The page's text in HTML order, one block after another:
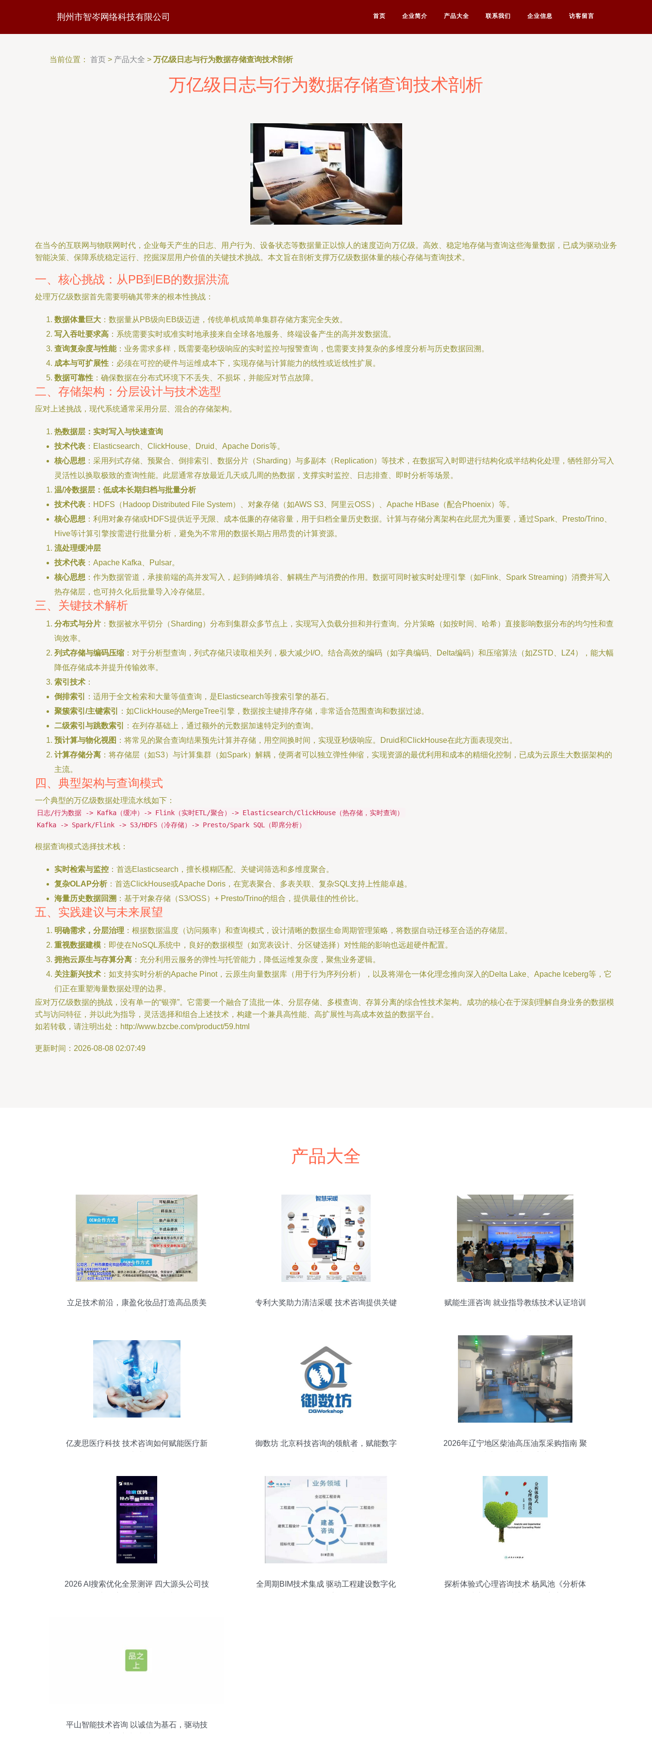
荆州市智岑网络科技有限公司 首页 企业简介 产品大全 联系我们 企业信息 访客留言
当前位置： 首页 > 产品大全 > 万亿级日志与行为数据存储查询技术剖析
万亿级日志与行为数据存储查询技术剖析
在当今的互联网与物联网时代，企业每天产生的日志、用户行为、设备状态等数据量正以惊人的速度迈向万亿级。高效、稳定地存储与查询这些海量数据，已成为驱动业务
智能决策、保障系统稳定运行、挖掘深层用户价值的关键技术挑战。本文旨在剖析支撑万亿级数据体量的核心存储与查询技术。
一、核心挑战：从PB到EB的数据洪流
处理万亿级数据首先需要明确其带来的根本性挑战：
数据体量巨大 ：数据量从PB级向EB级迈进，传统单机或简单集群存储方案完全失效。
写入吞吐要求高 ：系统需要实时或准实时地承接来自全球各地服务、终端设备产生的高并发数据流。
查询复杂度与性能：业务需求多样，既需要毫秒级响应的实时监控与报警查询，也需要支持复杂的多维度分析与历史数据回溯。
成本与可扩展性 ：必须在可控的硬件与运维成本下，实现存储与计算能力的线性或近线性扩展。
数据可靠性 ：确保数据在分布式环境下不丢失、不损坏，并能应对节点故障。
二、存储架构：分层设计与技术选型
应对上述挑战，现代系统通常采用分层、混合的存储架构。
热数据层：实时写入与快速查询
技术代表 ：Elasticsearch、ClickHouse、Druid、Apache Doris等。
核心思想 ：采用列式存储、预聚合、倒排索引、数据分片（Sharding）与多副本（Replication）等技术，在数据写入时即进行结构化或半结构化处理，牺牲部分写入
灵活性以换取极致的查询性能。此层通常存放最近几天或几周的热数据，支撑实时监控、日志排查、即时分析等场景。
温/冷数据层：低成本长期归档与批量分析
技术代表 ：HDFS（Hadoop Distributed File System）、对象存储（如AWS S3、阿里云OSS）、Apache HBase（配合Phoenix）等。
核心思想 ：利用对象存储或HDFS提供近乎无限、成本低廉的存储容量，用于归档全量历史数据。计算与存储分离架构在此层尤为重要，通过Spark、Presto/Trino、
Hive等计算引擎按需进行批量分析，避免为不常用的数据长期占用昂贵的计算资源。
流处理缓冲层
技术代表 ：Apache Kafka、Pulsar。
核心思想 ：作为数据管道，承接前端的高并发写入，起到削峰填谷、解耦生产与消费的作用。数据可同时被实时处理引擎（如Flink、Spark Streaming）消费并写入
热存储层，也可持久化后批量导入冷存储层。
三、关键技术解析
分布式与分片 ：数据被水平切分（Sharding）分布到集群众多节点上，实现写入负载分担和并行查询。分片策略（如按时间、哈希）直接影响数据分布的均匀性和查
询效率。
列式存储与编码压缩 ：对于分析型查询，列式存储只读取相关列，极大减少I/O。结合高效的编码（如字典编码、Delta编码）和压缩算法（如ZSTD、LZ4），能大幅
降低存储成本并提升传输效率。
索引技术 ：
倒排索引
：适用于全文检索和大量等值查询，是Elasticsearch等搜索引擎的基石。
聚簇索引/主键索引
：如ClickHouse的MergeTree引擎，数据按主键排序存储，非常适合范围查询和数据过滤。
二级索引与跳数索引
：在列存基础上，通过额外的元数据加速特定列的查询。
预计算与物化视图 ：将常见的聚合查询结果预先计算并存储，用空间换时间，实现亚秒级响应。Druid和ClickHouse在此方面表现突出。
计算存储分离 ：将存储层（如S3）与计算集群（如Spark）解耦，使两者可以独立弹性伸缩，实现资源的最优利用和成本的精细化控制，已成为云原生大数据架构的
主流。
四、典型架构与查询模式
一个典型的万亿级数据处理流水线如下：
日志/行为数据 -> Kafka（缓冲）-> Flink（实时ETL/聚合）-> Elasticsearch/ClickHouse（热存储，实时查询）
Kafka -> Spark/Flink -> S3/HDFS（冷存储）-> Presto/Spark SQL（即席分析）
根据查询模式选择技术栈：
实时检索与监控 ：首选Elasticsearch，擅长模糊匹配、关键词筛选和多维度聚合。
复杂OLAP分析：首选ClickHouse或Apache Doris，在宽表聚合、多表关联、复杂SQL支持上性能卓越。
海量历史数据回溯 ：基于对象存储（S3/OSS）+ Presto/Trino的组合，提供最佳的性价比。
五、实践建议与未来展望
明确需求，分层治理 ：根据数据温度（访问频率）和查询模式，设计清晰的数据生命周期管理策略，将数据自动迁移至合适的存储层。
重视数据建模 ：即使在NoSQL系统中，良好的数据模型（如宽表设计、分区键选择）对性能的影响也远超硬件配置。
拥抱云原生与存算分离 ：充分利用云服务的弹性与托管能力，降低运维复杂度，聚焦业务逻辑。
关注新兴技术 ：如支持实时分析的Apache Pinot，云原生向量数据库（用于行为序列分析），以及将湖仓一体化理念推向深入的Delta Lake、Apache Iceberg等，它
们正在重塑海量数据处理的边界。
应对万亿级数据的挑战，没有单一的“银弹”。它需要一个融合了流批一体、分层存储、多模查询、存算分离的综合性技术架构。成功的核心在于深刻理解自身业务的数据模
式与访问特征，并以此为指导，灵活选择和组合上述技术，构建一个兼具高性能、高扩展性与高成本效益的数据平台。
如若转载，请注明出处：http://www.bzcbe.com/product/59.html
更新时间：2026-08-08 02:07:49
产品大全
立足技术前沿，康盈化妆品打造高品质美
专利大奖助力清洁采暖 技术咨询提供关键
赋能生涯咨询 就业指导教练技术认证培训
亿麦思医疗科技 技术咨询如何赋能医疗新
御数坊 北京科技咨询的领航者，赋能数字
2026年辽宁地区柴油高压油泵采购指南 聚
2026 AI搜索优化全景测评 四大源头公司技
全周期BIM技术集成 驱动工程建设数字化
探析体验式心理咨询技术 杨凤池《分析体
平山智能技术咨询 以诚信为基石，驱动技